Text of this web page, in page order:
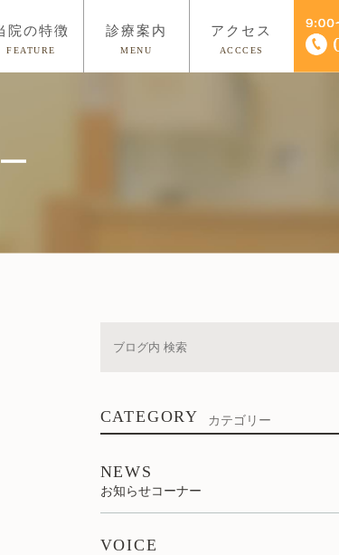
院の特徴
FEATURE
診療案内
MENU
アクセス
ACCCES
CATEGORY カテゴリー
NEWS
お知らせコーナー
VOICE